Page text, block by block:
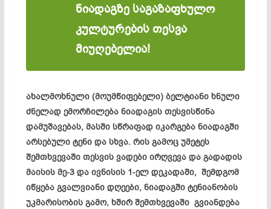
ნიადაგზე საგაზაფხულო
კულტურების თესვა
მიუღებელია!
ახალმოხნული (მოუმწიფებელი) ბელტიანი ხნული
ძნელად ემორჩილება ნიადაგის თესვისწინა
დამუშავებას, მასში სწრაფად იკარგება ნიადაგში
არსებული ტენი და სხვა. რის გამოც უმეტეს
შემთხვევაში თესვის ვადები ირღვევა და გადადის
მაისის მე-3 და ივნისის 1-ელ დეკადაში, შემდგომ
იწყება გვალვიანი დღეები, ნიადაგში ტენიანობის
უკმარისობის გამო, ხშირ შემთხვევაში გვიანდება